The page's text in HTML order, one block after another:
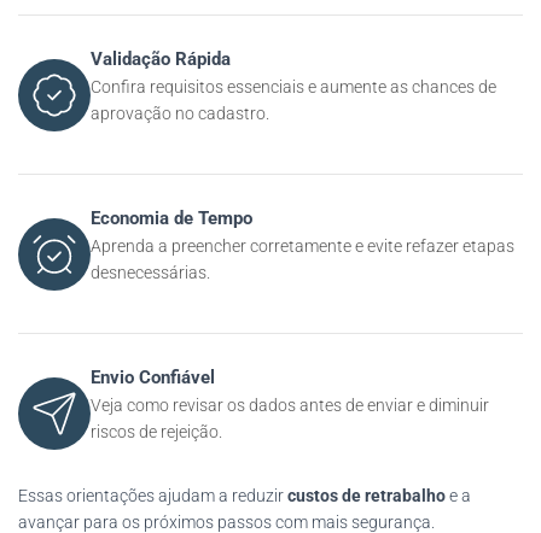
Validação Rápida
Confira requisitos essenciais e aumente as chances de
aprovação no cadastro.
Economia de Tempo
Aprenda a preencher corretamente e evite refazer etapas
desnecessárias.
Envio Confiável
Veja como revisar os dados antes de enviar e diminuir
riscos de rejeição.
Essas orientações ajudam a reduzircustos de retrabalhoe a
avançar para os próximos passos com mais segurança.